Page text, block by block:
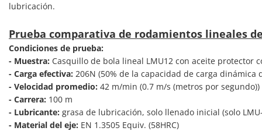
lubricación.
Prueba comparativa de rodamientos lineales
Condiciones de prueba:
- Muestra: Casquillo de bola lineal LMU12 con aceite protector
- Carga efectiva: 206N (50% de la capacidad de carga dinámica
- Velocidad promedio: 42 m/min (0.7 m/s (metros por segundo))
- Carrera: 100 m
- Lubricante: grasa de lubricación, solo llenado inicial (solo
- Material del eje: EN 1.3505 Equiv. (58HRC)